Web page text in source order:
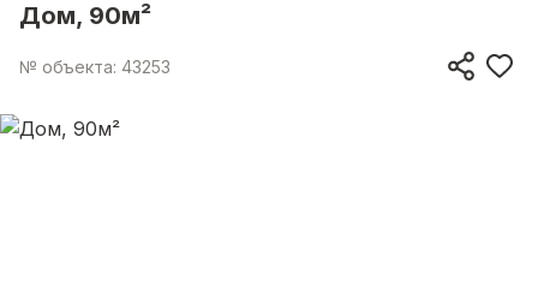
Дом, 90м²
№ объекта: 43253